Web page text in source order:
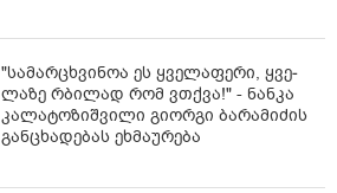
"სა­მარ­ცხვი­ნოა ეს ყვე­ლა­ფე­რი, ყვე­
ლა­ზე რბი­ლად რომ ვთქვა!" - ნანკა
კალატოზიშვილი გიორგი ბარამიძის
განცხადებას ეხმაურება